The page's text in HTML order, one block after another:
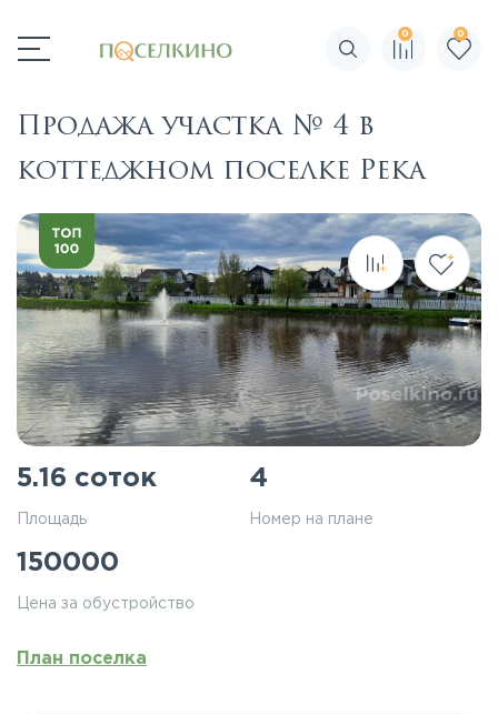
Поиск по сайту
0 0
Продажа участка № 4 в
коттеджном поселке Река
5.16 соток
Площадь
4
Номер на плане
150000
Цена за обустройство
План поселка